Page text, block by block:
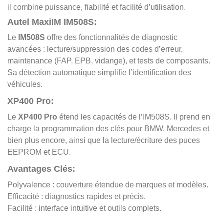
il combine puissance, fiabilité et facilité d’utilisation.
Autel MaxiIM IM508S:
Le IM508S offre des fonctionnalités de diagnostic
avancées : lecture/suppression des codes d’erreur,
maintenance (FAP, EPB, vidange), et tests de composants.
Sa détection automatique simplifie l’identification des
véhicules.
XP400 Pro:
Le XP400 Pro étend les capacités de l’IM508S. Il prend en
charge la programmation des clés pour BMW, Mercedes et
bien plus encore, ainsi que la lecture/écriture des puces
EEPROM et ECU.
Avantages Clés:
Polyvalence : couverture étendue de marques et modèles.
Efficacité : diagnostics rapides et précis.
Facilité : interface intuitive et outils complets.